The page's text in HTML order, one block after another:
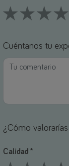
Cuéntanos tu
¿Cómo
Calidad *